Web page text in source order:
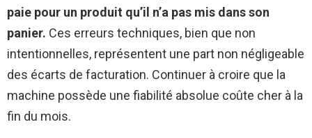
paie pour un produit qu’il n’a pas mis dans son
panier. Ces erreurs techniques, bien que non
intentionnelles, représentent une part non négligeable
des écarts de facturation. Continuer à croire que la
machine possède une fiabilité absolue coûte cher à la
fin du mois.